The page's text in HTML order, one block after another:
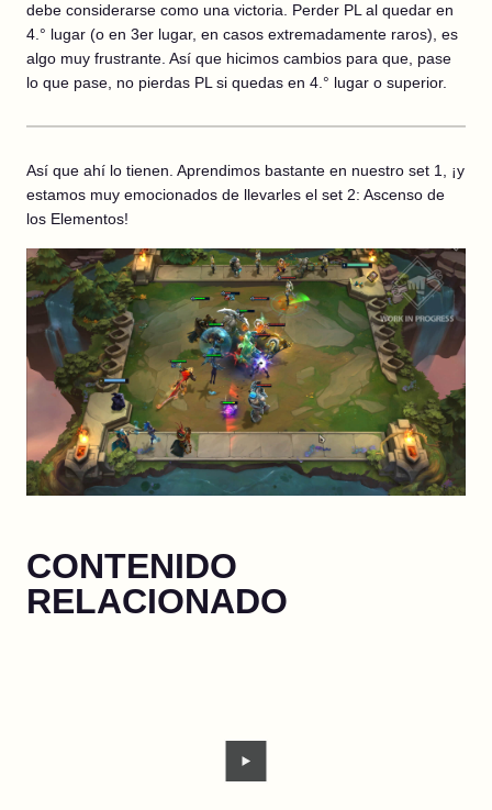
debe considerarse como una victoria. Perder PL al quedar en
4.° lugar (o en 3er lugar, en casos extremadamente raros), es
algo muy frustrante. Así que hicimos cambios para que, pase
lo que pase, no pierdas PL si quedas en 4.° lugar o superior.
Así que ahí lo tienen. Aprendimos bastante en nuestro set 1, ¡y
estamos muy emocionados de llevarles el set 2: Ascenso de
los Elementos!
CONTENIDO
RELACIONADO